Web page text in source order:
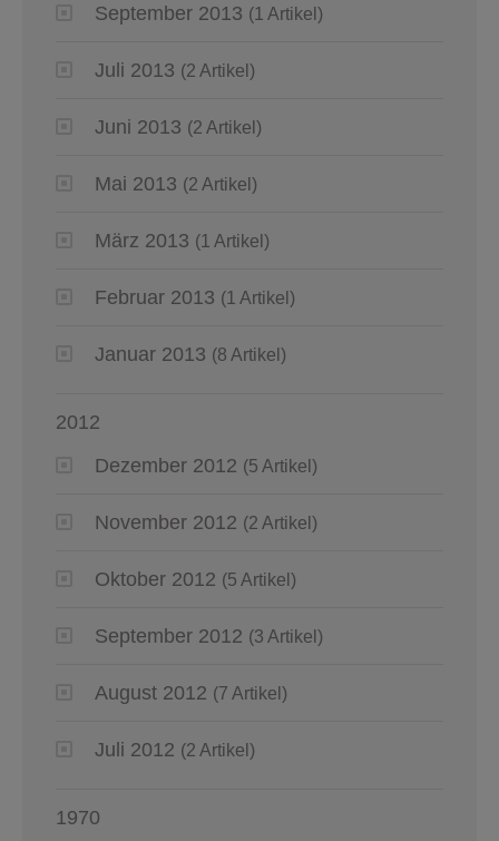
September 2013 (1 Artikel)
Juli 2013 (2 Artikel)
Juni 2013 (2 Artikel)
Mai 2013 (2 Artikel)
März 2013 (1 Artikel)
Februar 2013 (1 Artikel)
Januar 2013 (8 Artikel)
2012
Dezember 2012 (5 Artikel)
November 2012 (2 Artikel)
Oktober 2012 (5 Artikel)
September 2012 (3 Artikel)
August 2012 (7 Artikel)
Juli 2012 (2 Artikel)
1970